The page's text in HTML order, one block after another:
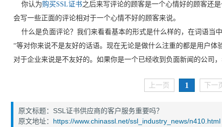
你认为购买SSL证书之后来写评论的顾客是一个心情好的顾客还
会写一些正面的评论相对于一个心情不好的顾客来说。
什么是负面评论？我们来看看基本的形式是什么样的，在词语当中
“等对你来说不是友好的话语。现在无论是做什么注重的都是用户
对于企业来说是不友好的。如果你是一个已经收到负面新闻的公司
上一页 1 下一
原文标题：SSL证书供应商的客户服务重要吗？
原文地址： https://www.chinassl.net/ssl_industry_news/n410.html